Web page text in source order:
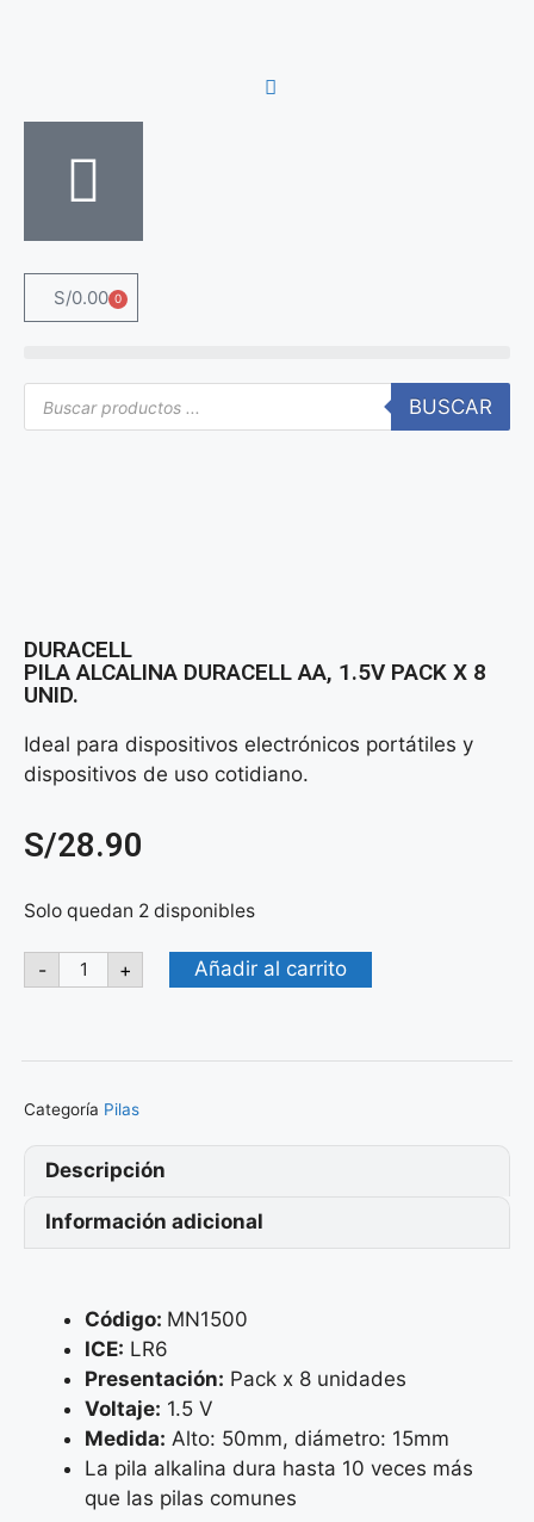
S/0.00 0
BUSCAR
DURACELL
PILA ALCALINA DURACELL AA, 1.5V PACK X 8
UNID.
Ideal para dispositivos electrónicos portátiles y
dispositivos de uso cotidiano.
S/28.90
Solo quedan 2 disponibles
- + Añadir al carrito
Categoría Pilas
Descripción
Información adicional
Código: MN1500
ICE: LR6
Presentación: Pack x 8 unidades
Voltaje: 1.5 V
Medida: Alto: 50mm, diámetro: 15mm
La pila alkalina dura hasta 10 veces más
que las pilas comunes